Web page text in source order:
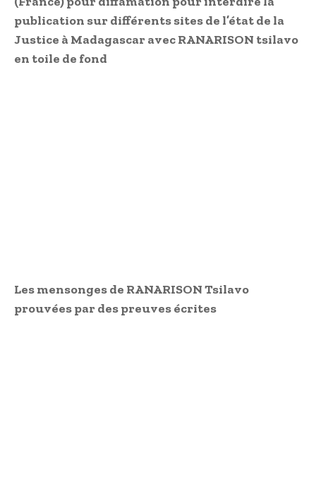
publication sur différents sites de l’état de la
Justice à Madagascar avec RANARISON tsilavo
en toile de fond
Les mensonges de RANARISON Tsilavo
prouvées par des preuves écrites